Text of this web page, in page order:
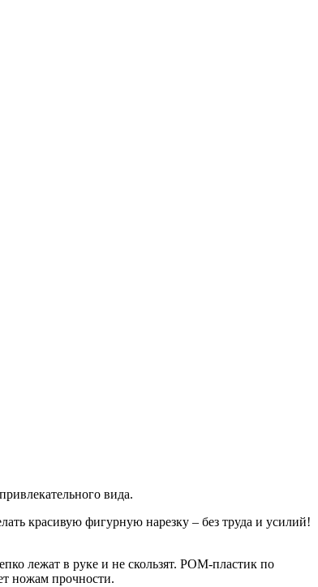
вида.
красивую фигурную нарезку – без труда и усилий!
лежат в руке и не скользят. POM-пластик по
ножам прочности.